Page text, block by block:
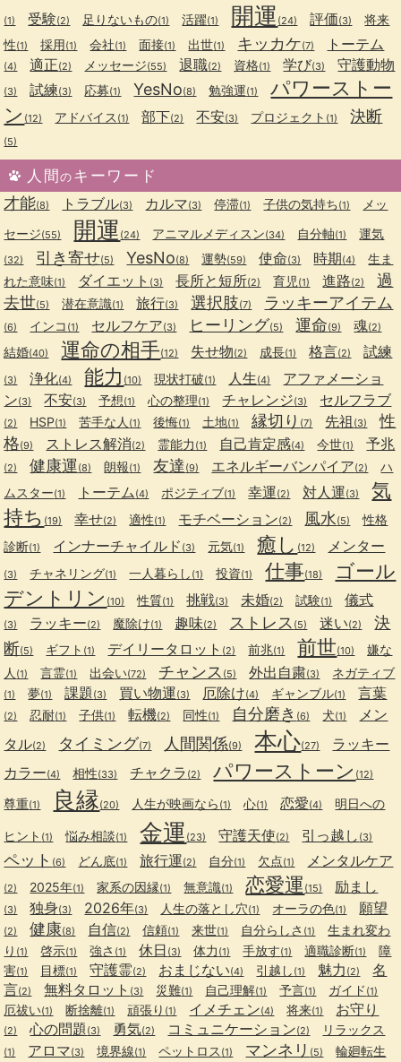
(1) 受験(2) 足りないもの(1) 活躍(1) 開運 (24) 評価(3)
将来
性(1) 採用(1) 会社(1) 面接(1) 出世(1) キッカケ(7) トーテム
(4) 適正(2) メッセージ(55) 退職(2) 資格(1) 学び(3) 守護動物
(3) 試練(3) 応募(1) YesNo(8) 勉強運(1)
パワーストー
ン (12) アドバイス (1) 部下(2) 不安(3) プロジェクト (1) 決断
(5)
人間のキーワード
才能(8) トラブル(3) カルマ(3) 停滞(1) 子供の気持ち(1)
メッ
セージ(55) 開運 (24) アニマルメディスン(34) 自分軸(1) 運気
(32) 引き寄せ(5) YesNo(8) 運勢(59) 使命(3) 時期(4)
生ま
れた意味(1) ダイエット (3) 長所と短所(2) 育児 (1) 進路(2)
過
去世(5) 潜在意識(1) 旅行(3) 選択肢(7) ラッキーアイテム
(6) インコ (1) セルフケア(3) ヒーリング(5) 運命(9) 魂(2)
結婚(40) 運命の相手(12) 失せ物(2) 成長(1) 格言(2) 試練
(3) 浄化(4) 能力 (10) 現状打破(1) 人生(4)
アファメーショ
ン(3) 不安(3) 予想(1) 心の整理(1) チャレンジ(3) セルフラブ
(2) HSP(1) 苦手な人 (1) 後悔(1) 土地(1) 縁切り (7) 先祖 (3)
性
格(9) ストレス解消(2) 霊能力 (1) 自己肯定感(4) 今世(1) 予兆
(2) 健康運(8) 朗報(1) 友達 (9) エネルギーバンパイア(2)
ハ
ムスター(1) トーテム (4) ポジティブ(1) 幸運(2) 対人運(3)
気
持ち (19) 幸せ(2) 適性(1) モチベーション(2) 風水(5)
性格
診断(1) インナーチャイルド (3) 元気(1) 癒し (12) メンター
(3) チャネリング(1) 一人暮らし (1) 投資(1) 仕事(18)
ゴール
デントリン (10) 性質(1) 挑戦(3) 未婚(2) 試験(1) 儀式
(3) ラッキー(2) 魔除け(1) 趣味(2) ストレス (5) 迷い(2)
決
断(5) ギフト (1) デイリータロット (2) 前兆(1) 前世(10)
嫌な
人 (1) 言霊(1) 出会い(72) チャンス (5) 外出自粛(3) ネガティブ
(1) 夢(1) 課題 (3) 買い物運(3) 厄除け(4) ギャンブル(1) 言葉
(2) 忍耐(1) 子供(1) 転機(2) 同性(1) 自分磨き (6) 犬(1)
メン
タル(2) タイミング(7) 人間関係(9) 本心(27)
ラッキー
カラー(4) 相性(33) チャクラ (2) パワーストーン (12)
尊重(1) 良縁(20) 人生が映画なら (1) 心(1) 恋愛(4) 明日への
ヒント (1) 悩み相談(1) 金運 (23) 守護天使(2) 引っ越し (3)
ペット (6) どん底(1) 旅行運(2) 自分(1) 欠点(1) メンタルケア
(2) 2025年(1) 家系の因縁(1) 無意識(1) 恋愛運 (15) 励まし
(3) 独身(3) 2026年(3) 人生の落とし穴(1) オーラの色(1) 願望
(2) 健康(8) 自信(2) 信頼(1) 来世(1) 自分らしさ (1)
生まれ変わ
り (1) 啓示(1) 強さ (1) 休日 (3) 体力 (1) 手放す(1) 適職診断(1)
障
害(1) 目標(1) 守護霊(2) おまじない(4) 引越し (1) 魅力 (2)
名
言(2) 無料タロット (3) 災難(1) 自己理解(1) 予言(1) ガイド (1)
厄祓い(1) 断捨離(1) 頑張り (1) イメチェン(4) 将来(1) お守り
(2) 心の問題 (3) 勇気(2) コミュニケーション(2) リラックス
(1) アロマ(3) 境界線(1) ペットロス (1) マンネリ (5) 輪廻転生